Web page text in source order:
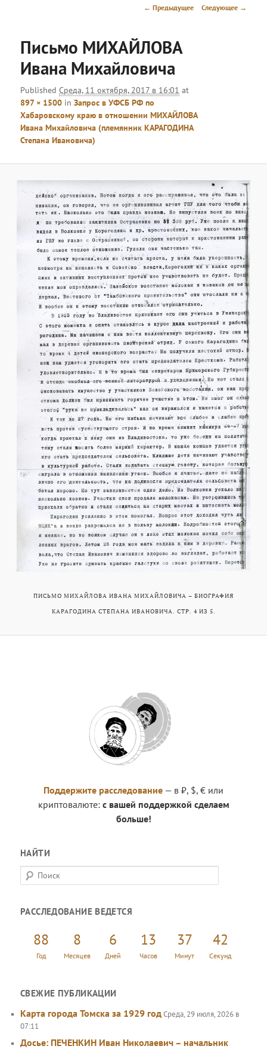
Навигация
← Предыдущее Следующее →
Письмо МИХАЙЛОВА
Ивана Михайловича
PublishedСреда, 11 октября, 2017 в 16:01 at
897 × 1500 inЗапрос в УФСБ РФ по
Хабаровскому краю в отношении МИХАЙЛОВА
Ивана Михайловича (племянник КАРАГОДИНА
Степана Ивановича)
ПИСЬМО МИХАЙЛОВА ИВАНА МИХАЙЛОВИЧА – БИОГРАФИЯ
КАРАГОДИНА СТЕПАНА ИВАНОВИЧА. СТР. 4 ИЗ 5.
Поддержите расследование — в ₽, $, € или
криптовалюте: с вашей поддержкой сделаем
больше!
НАЙТИ
П
о
с
РАССЛЕДОВАНИЕ ВЕДЕТСЯ
88
Год
8
Месяцев
6
Дней
13
Часов
37
Минут
42
Секунд
СВЕЖИЕ ПУБЛИКАЦИИ
Карта города Томска за 1929 годСреда, 29 июля, 2026 в
07:11
Досье: ПЕЧЕНКИН Иван Николаевич – начальник